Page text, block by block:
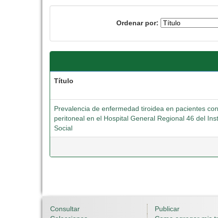
Ordenar por:
Título
Prevalencia de enfermedad tiroidea en pacientes
peritoneal en el Hospital General Regional 46 del
Social
Consultar
Publicar